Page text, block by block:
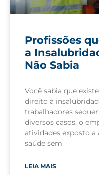
Profissões
a
Não Sabia
Você sabia que
direito à
trabalhadores
diversos casos, o
atividades exposto a
saúde sem
LEIA MAIS